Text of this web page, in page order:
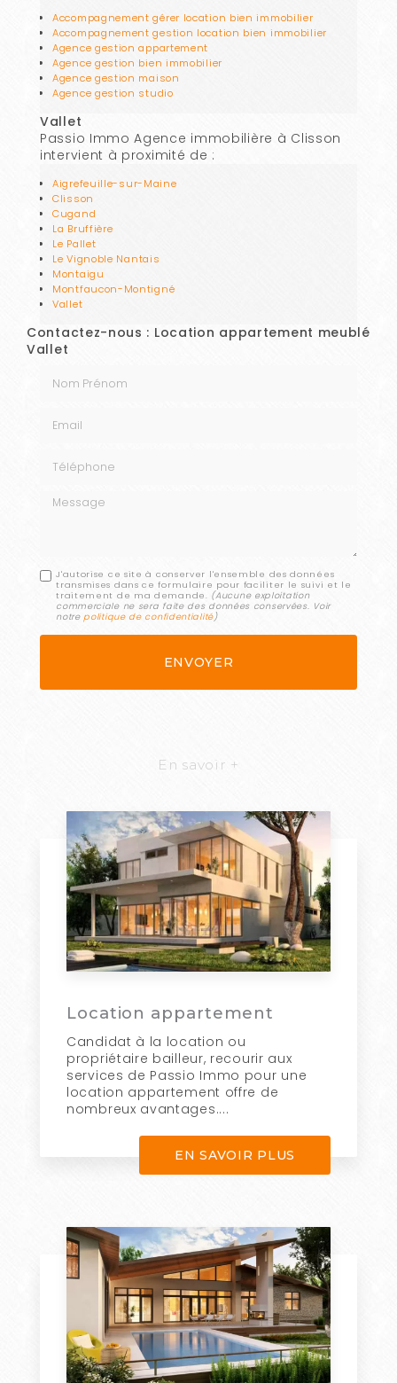
Accompagnement gérer location bien immobilier
Accompagnement gestion location bien immobilier
Agence gestion appartement
Agence gestion bien immobilier
Agence gestion maison
Agence gestion studio
Vallet
Passio Immo Agence immobilière à Clisson
intervient à proximité de :
Aigrefeuille-sur-Maine
Clisson
Cugand
La Bruffière
Le Pallet
Le Vignoble Nantais
Montaigu
Montfaucon-Montigné
Vallet
Contactez-nous : Location appartement meublé
Vallet
Message
J'autorise ce site à conserver l'ensemble des données
transmises dans ce formulaire pour faciliter le suivi et le
traitement de ma demande. (Aucune exploitation
commerciale ne sera faite des données conservées. Voir
notrepolitique de confidentialité)
En savoir +
Location appartement
Candidat à la location ou
propriétaire bailleur, recourir aux
services de Passio Immo pour une
location appartement offre de
nombreux avantages....
EN SAVOIR PLUS